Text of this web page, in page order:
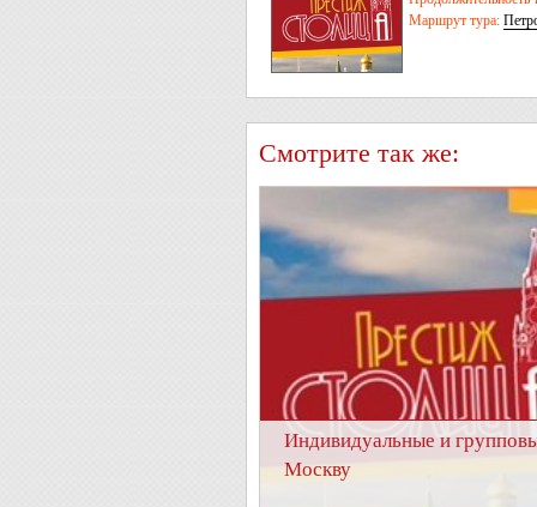
Маршрут тура:
Смотрите так же:
Индивидуальные и
Москву